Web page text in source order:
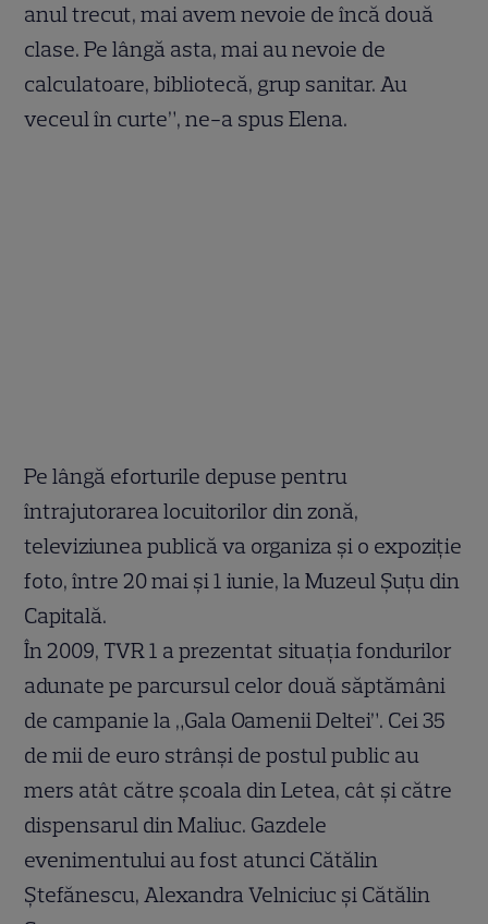
anul trecut, mai avem nevoie de încă două
clase. Pe lângă asta, mai au nevoie de
calculatoare, bibliotecă, grup sanitar. Au
veceul în curte”, ne-a spus Elena.
Pe lângă eforturile depuse pentru
întrajutorarea locuitorilor din zonă,
televiziunea publică va organiza şi o expoziţie
foto, între 20 mai şi 1 iunie, la Muzeul Şuţu din
Capitală.
În 2009, TVR 1 a prezentat situaţia fondurilor
adunate pe parcursul celor două săptămâni
de campanie la „Gala Oamenii Deltei”. Cei 35
de mii de euro strânşi de postul public au
mers atât către şcoala din Letea, cât şi către
dispensarul din Maliuc. Gazdele
evenimentului au fost atunci Cătălin
Ştefănescu, Alexandra Velniciuc şi Cătălin